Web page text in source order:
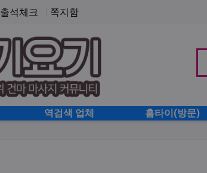
출석체크 쪽지함
역검색 업체 홈타이(방문)